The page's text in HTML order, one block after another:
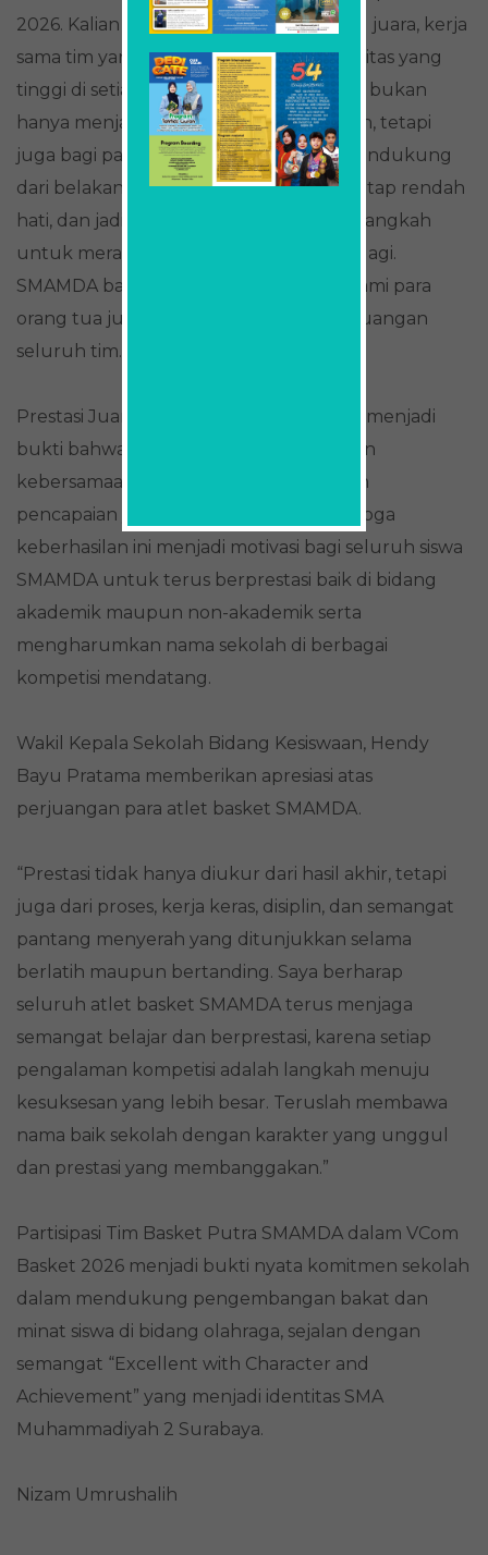
2026. Kalian telah menunjukkan mental juara, kerja
sama tim yang solid, disiplin, serta sportivitas yang
tinggi di setiap pertandingan. Prestasi ini bukan
hanya menjadi kebanggaan bagi sekolah, tetapi
juga bagi para orang tua yang selalu mendukung
dari belakang layar. Teruslah berlatih, tetap rendah
hati, dan jadikan pencapaian ini sebagai langkah
untuk meraih prestasi yang lebih tinggi lagi.
SMAMDA bangga memiliki kalian, dan kami para
orang tua juga sangat bangga atas perjuangan
seluruh tim.”
Prestasi Juara 2 Violet Competition 2026menjadi
bukti bahwa kerja keras, kedisiplinan, dan
kebersamaan tim mampu menghasilkan
pencapaian yang membanggakan. Semoga
keberhasilan ini menjadi motivasi bagi seluruh siswa
SMAMDA untuk terus berprestasi baik di bidang
akademik maupun non-akademik serta
mengharumkan nama sekolah di berbagai
kompetisi mendatang.
Wakil Kepala Sekolah Bidang Kesiswaan, Hendy
Bayu Pratama memberikan apresiasi atas
perjuangan para atlet basket SMAMDA.
“Prestasi tidak hanya diukur dari hasil akhir, tetapi
juga dari proses, kerja keras, disiplin, dan semangat
pantang menyerah yang ditunjukkan selama
berlatih maupun bertanding. Saya berharap
seluruh atlet basket SMAMDA terus menjaga
semangat belajar dan berprestasi, karena setiap
pengalaman kompetisi adalah langkah menuju
kesuksesan yang lebih besar. Teruslah membawa
nama baik sekolah dengan karakter yang unggul
dan prestasi yang membanggakan.”
Partisipasi Tim Basket Putra SMAMDA dalam VCom
Basket 2026 menjadi bukti nyata komitmen sekolah
dalam mendukung pengembangan bakat dan
minat siswa di bidang olahraga, sejalan dengan
semangat “Excellent with Character and
Achievement” yang menjadi identitas SMA
Muhammadiyah 2 Surabaya.
Nizam Umrushalih